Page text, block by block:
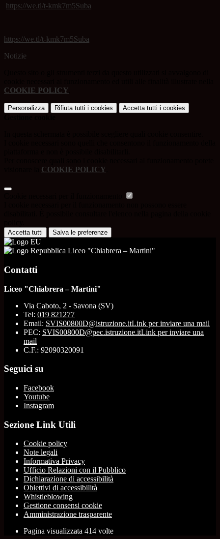
https://we.tl/t-kmk7m5Suba
https://we.tl/t-kmk7m5Suba
Notizie
COOKIE POLICY
Personalizza Rifiuta tutti i cookies Accetta tutti i cookies
COOKIE POLICY
Accetta tutti Salva le preferenze
Liceo "Chiabrera – Martini"
Contatti
Liceo "Chiabrera – Martini"
Via Caboto, 2 - Savona (SV)
Tel: 019 821277
Email: SVIS00800D@istruzione.itLink per inviare una mail
PEC: SVIS00800D@pec.istruzione.itLink per inviare una
mail
C.F.: 92090320091
Seguici su
Facebook
Youtube
Instagram
Sezione Link Utili
Cookie policy
Note legali
Informativa Privacy
Ufficio Relazioni con il Pubblico
Dichiarazione di accessibilità
Obiettivi di accessibilità
Whistleblowing
Gestione consensi cookie
Amministrazione trasparente
Pagina visualizzata 414 volte